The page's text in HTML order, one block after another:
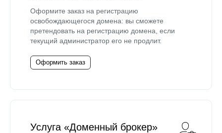
Оформите заказ на регистрацию
освобождающегося домена: вы сможете
претендовать на регистрацию домена, если
текущий администратор его не продлит.
Оформить заказ
Услуга «Доменный брокер»